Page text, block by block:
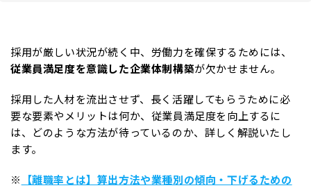
採用が厳しい状況が続く中、労働力を確保するためには、
従業員満足度を意識した企業体制構築が欠かせません。
採用した人材を流出させず、長く活躍してもらうために必
要な要素やメリットは何か、従業員満足度を向上するに
は、どのような方法が待っているのか、詳しく解説いたし
ます。
※
【離職率とは】算出方法や業種別の傾向・下げるための